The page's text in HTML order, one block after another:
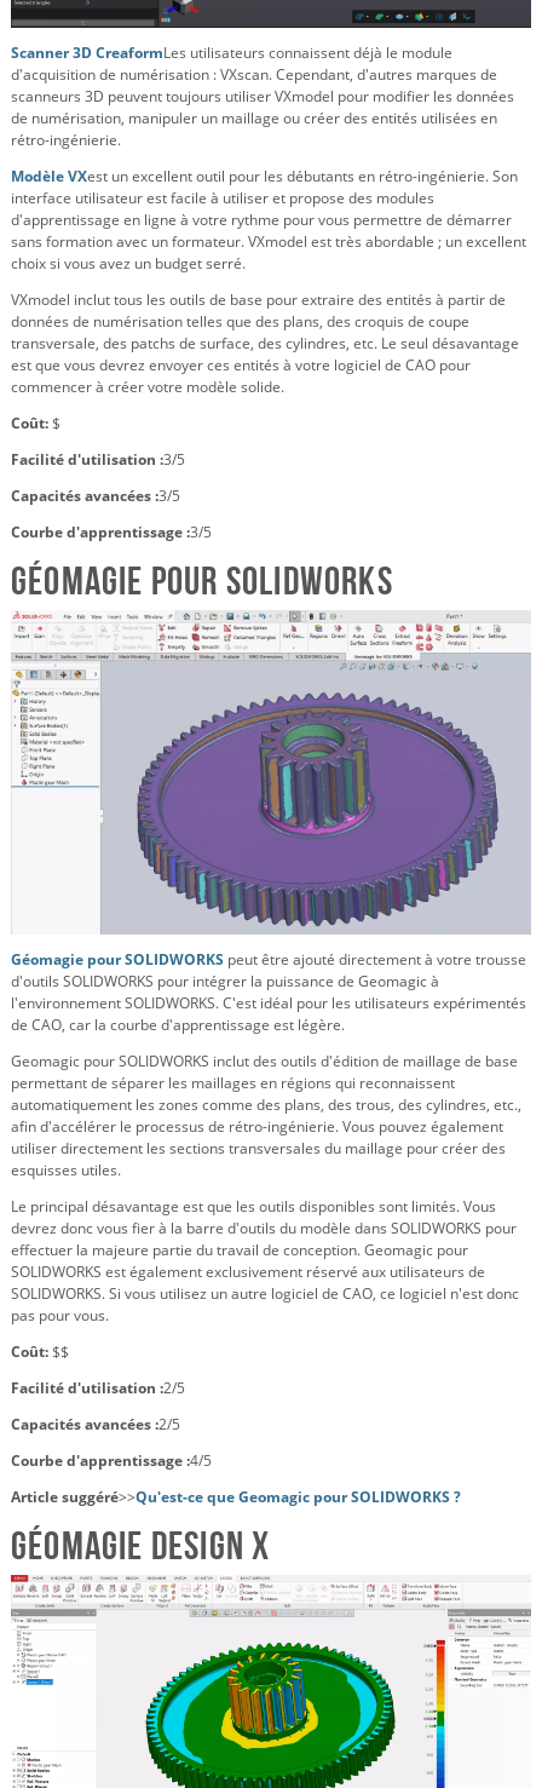
Scanner 3D CreaformLes utilisateurs connaissent déjà le module
d'acquisition de numérisation : VXscan. Cependant, d'autres marques de
scanneurs 3D peuvent toujours utiliser VXmodel pour modifier les données
de numérisation, manipuler un maillage ou créer des entités utilisées en
rétro-ingénierie.
Modèle VXest un excellent outil pour les débutants en rétro-ingénierie. Son
interface utilisateur est facile à utiliser et propose des modules
d'apprentissage en ligne à votre rythme pour vous permettre de démarrer
sans formation avec un formateur. VXmodel est très abordable ; un excellent
choix si vous avez un budget serré.
VXmodel inclut tous les outils de base pour extraire des entités à partir de
données de numérisation telles que des plans, des croquis de coupe
transversale, des patchs de surface, des cylindres, etc. Le seul désavantage
est que vous devrez envoyer ces entités à votre logiciel de CAO pour
commencer à créer votre modèle solide.
Coût:$
Facilité d'utilisation :3/5
Capacités avancées :3/5
Courbe d'apprentissage :3/5
Géomagie pour SOLIDWORKS
Géomagie pour SOLIDWORKS peut être ajouté directement à votre trousse
d'outils SOLIDWORKS pour intégrer la puissance de Geomagic à
l'environnement SOLIDWORKS. C'est idéal pour les utilisateurs expérimentés
de CAO, car la courbe d'apprentissage est légère.
Geomagic pour SOLIDWORKS inclut des outils d'édition de maillage de base
permettant de séparer les maillages en régions qui reconnaissent
automatiquement les zones comme des plans, des trous, des cylindres, etc.,
afin d'accélérer le processus de rétro-ingénierie. Vous pouvez également
utiliser directement les sections transversales du maillage pour créer des
esquisses utiles.
Le principal désavantage est que les outils disponibles sont limités. Vous
devrez donc vous fier à la barre d'outils du modèle dans SOLIDWORKS pour
effectuer la majeure partie du travail de conception. Geomagic pour
SOLIDWORKS est également exclusivement réservé aux utilisateurs de
SOLIDWORKS. Si vous utilisez un autre logiciel de CAO, ce logiciel n'est donc
pas pour vous.
Coût:$$
Facilité d'utilisation :2/5
Capacités avancées :2/5
Courbe d'apprentissage :4/5
Article suggéré>>Qu'est-ce que Geomagic pour SOLIDWORKS ?
Géomagie Design X